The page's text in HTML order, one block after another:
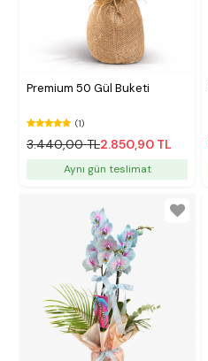
Premium 50 Gül Buketi
(1)
3.440,00 TL2.850,90 TL
Aynı gün teslimat